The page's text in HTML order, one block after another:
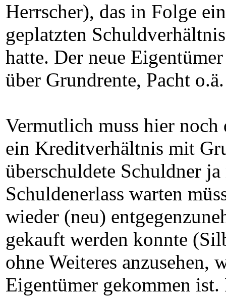
Herrscher), das in Folge
geplatzten
hatte. Der neue
über Grundrente, Pacht
Vermutlich muss hier
ein Kreditverhältnis mit
überschuldete Schuldner
Schuldenerlass warten
wieder (neu)
gekauft werden konnte
ohne Weiteres anzusehen,
Eigentümer gekommen